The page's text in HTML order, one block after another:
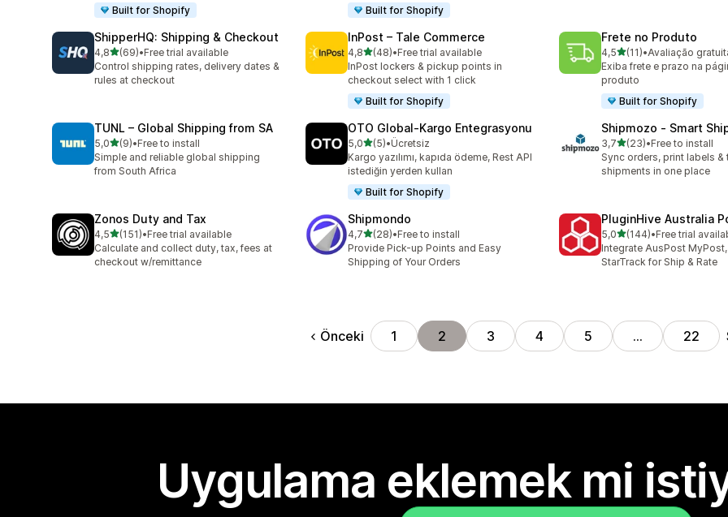
Built for Shopify
Built for Shopify
ShipperHQ: Shipping & Checkout
4,85 yıldız üzerinden
(69)
toplam 69 değerlendirme
•Free trial available
Control shipping rates, delivery dates &
rules at checkout
InPost – Tale Commerce
4,85 yıldız üzerinden
(48)
toplam 48 değerlendirme
•Free trial available
InPost lockers & pickup points in
checkout select with 1 click
Built for Shopify
Frete no Produto
4,55 yıldız üzerinden
(11)
toplam 11 değerlendirme
•Avaliação
Exiba frete e prazo na
produto
Built for Shopify
TUNL – Global Shipping from SA
5,05 yıldız üzerinden
(9)
toplam 9 değerlendirme
•Free to install
Simple and reliable global shipping
from South Africa
OTO Global‑Kargo Entegrasyonu
5,05 yıldız üzerinden
(5)
toplam 5 değerlendirme
•Ücretsiz
Kargo yazılımı, kapıda ödeme, Rest API
istediğin yerden kullan
Built for Shopify
Shipmozo ‑ Smart
3,75 yıldız üzerinden
(23)
toplam 23 değerlendirme
•Free to install
Sync orders, print labels &
shipments in one place
Zonos Duty and Tax
4,55 yıldız üzerinden
(151)
toplam 151 değerlendirme
•Free trial available
Calculate and collect duty, tax, fees at
checkout w/remittance
Shipmondo
4,75 yıldız üzerinden
(28)
toplam 28 değerlendirme
•Free to install
Provide Pick-up Points and Easy
Shipping of Your Orders
PluginHive Australia
5,05 yıldız üzerinden
(144)
toplam 144 değerlendirme
•Free trial
Integrate AusPost
StarTrack for Ship & Rate
Önceki 1 2 3 4 5 … 22
Uygulama eklemek mi